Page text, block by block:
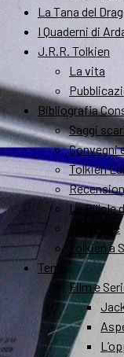
La Tana del
I Quaderni di
J.R.R. Tolkien
La vita
Bibliografia
Saggi
Convegni
Tolkien
Le Pillole
Interviste
Tolkien a
Temi
Film e